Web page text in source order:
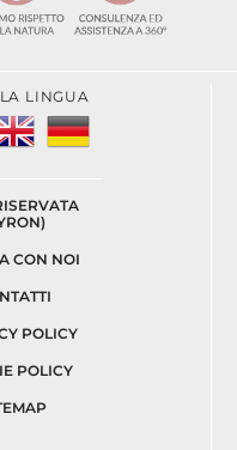
LINGUA
CON NOI
POLICY
POLICY